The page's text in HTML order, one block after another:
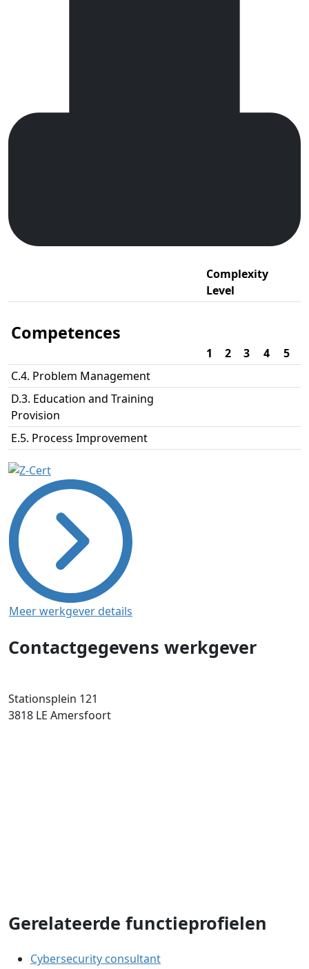
Complexity
Level
Competences
1 2 3 4
5
C.4. Problem Management
D.3. Education and Training
Provision
E.5. Process Improvement
Meer werkgever details
Contactgegevens werkgever
Stationsplein 121
3818 LE Amersfoort
Gerelateerde functieprofielen
Cybersecurity consultant